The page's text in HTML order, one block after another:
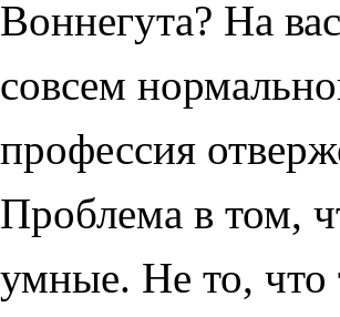
Воннегута? На
совсем
профессия
Проблема в том,
умные. Не то,